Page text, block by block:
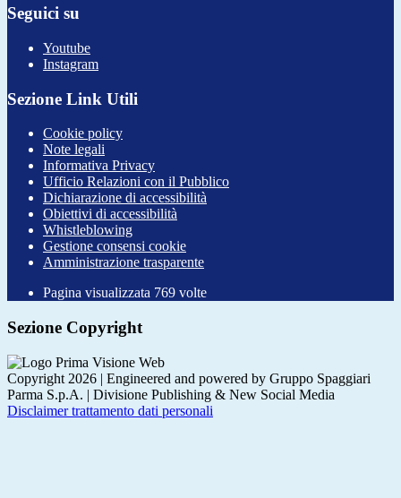
Seguici su
Youtube
Instagram
Sezione Link Utili
Cookie policy
Note legali
Informativa Privacy
Ufficio Relazioni con il Pubblico
Dichiarazione di accessibilità
Obiettivi di accessibilità
Whistleblowing
Gestione consensi cookie
Amministrazione trasparente
Pagina visualizzata 769 volte
Sezione Copyright
Copyright 2026 | Engineered and powered by Gruppo Spaggiari
Parma S.p.A. | Divisione Publishing & New Social Media
Disclaimer trattamento dati personali